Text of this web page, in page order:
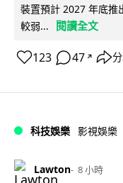
裝置預計 2027 年底推
較弱...
閱讀全文
123 47 ↗
科技娛樂 影視娛樂
Lawton 8 小時